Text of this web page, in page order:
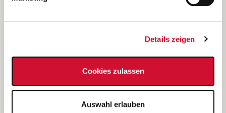
Details zeigen
Cookies zulassen
Auswahl erlauben
Bewerbung als Altenpflegehelfer*in
Bewerbung als Erzieher*in